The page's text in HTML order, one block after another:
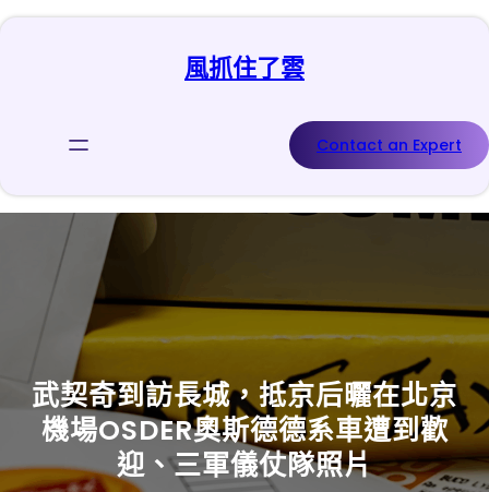
跳
風抓住了雲
Contact an Expert
武契奇到訪長城，抵京后曬在北京
機場OSDER奧斯德德系車遭到歡
迎、三軍儀仗隊照片